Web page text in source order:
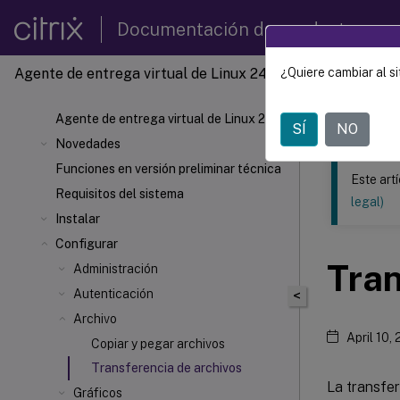
Documentación de productos
Agente de entrega virtual de Linux 2411
Agente de entrega virtual de Linux 2411
Novedades
Funciones en versión preliminar técnica
Requisitos del sistema
Instalar
Configurar
Administración
Autenticación
Archivo
Copiar y pegar archivos
Transferencia de archivos
Gráficos
Este
<
Este
legal)
April 10,
La
¿Quiere cambiar al
SÍ NO